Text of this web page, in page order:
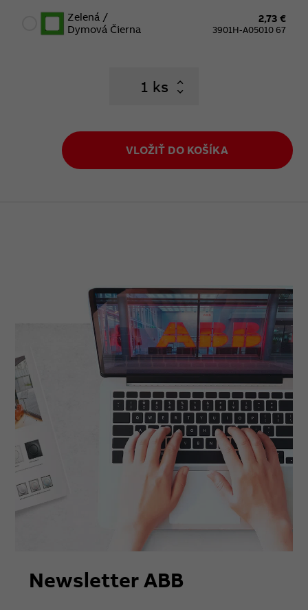
Zelená /
Dymová Čierna
2,73 €
3901H-A05010 67
ks
VLOŽIŤ DO KOŠÍKA
Newsletter ABB